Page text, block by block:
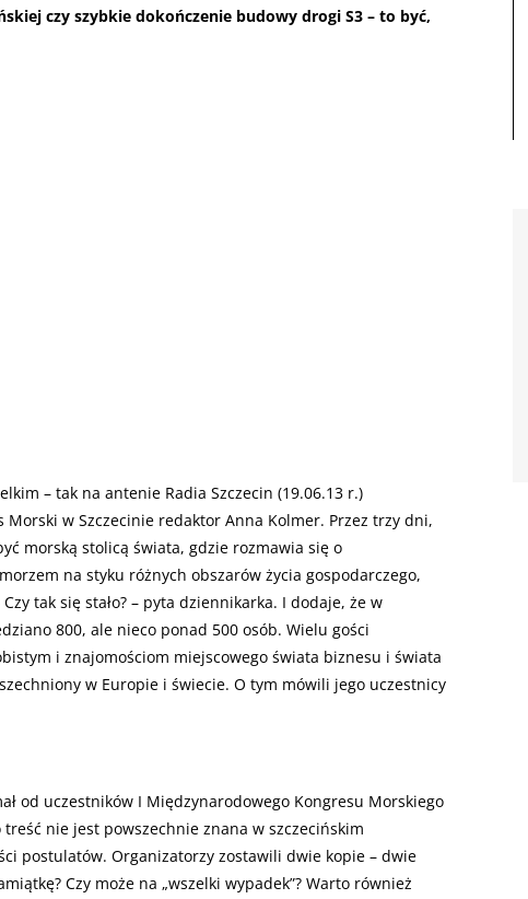
czy szybkie dokończenie budowy drogi S3 – to być,
– tak na antenie Radia Szczecin (19.06.13 r.)
Morski w Szczecinie redaktor Anna Kolmer. Przez trzy dni,
morską stolicą świata, gdzie rozmawia się o
na styku różnych obszarów życia gospodarczego,
tak się stało? – pyta dziennikarka. I dodaje, że w
800, ale nieco ponad 500 osób. Wielu gości
i znajomościom miejscowego świata biznesu i świata
w Europie i świecie. O tym mówili jego uczestnicy
od uczestników I Międzynarodowego Kongresu Morskiego
nie jest powszechnie znana w szczecińskim
postulatów. Organizatorzy zostawili dwie kopie – dwie
Czy może na „wszelki wypadek”? Warto również